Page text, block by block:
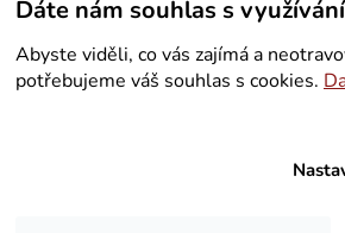
Dáte nám souhlas s
Abyste viděli, co vás zajímá a
potřebujeme váš souhlas s cookies.
které zajišťuje efektivnější ohřev a